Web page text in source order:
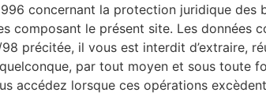
concernant la protection juridique
composant le présent site. Les
précitée, il vous est interdit d’extraire,
par tout moyen et sous toute
accédez lorsque ces opérations